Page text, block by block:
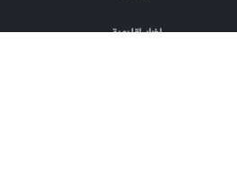
اخبار اقليمية